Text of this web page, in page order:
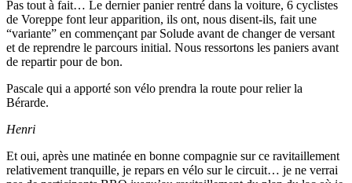
Pas tout à fait… Le dernier panier rentré dans la voiture, 6 cyclistes
de Voreppe font leur apparition, ils ont, nous disent-ils, fait une
“variante” en commençant par Solude avant de changer de versant
et de reprendre le parcours initial. Nous ressortons les paniers avant
de repartir pour de bon.
Pascale qui a apporté son vélo prendra la route pour relier la
Bérarde.
Henri
Et oui, après une matinée en bonne compagnie sur ce ravitaillement
relativement tranquille, je repars en vélo sur le circuit… je ne verrai